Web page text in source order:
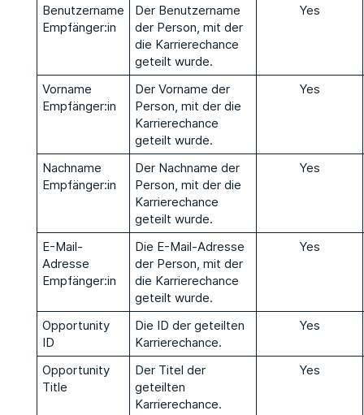
Benutzername
Empfänger:in
Der Benutzername
der Person, mit der
die Karrierechance
geteilt wurde.
Yes
Vorname
Empfänger:in
Der Vorname der
Person, mit der die
Karrierechance
geteilt wurde.
Yes
Nachname
Empfänger:in
Der Nachname der
Person, mit der die
Karrierechance
geteilt wurde.
Yes
E-Mail-
Adresse
Empfänger:in
Die E-Mail-Adresse
der Person, mit der
die Karrierechance
geteilt wurde.
Yes
Opportunity
ID
Die ID der geteilten
Karrierechance.
Yes
Opportunity
Title
Der Titel der
geteilten
Karrierechance.
Yes